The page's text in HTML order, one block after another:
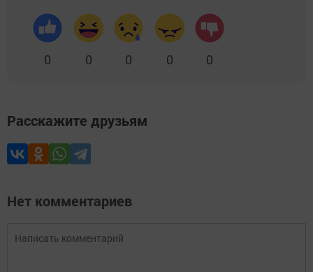
0 0 0 0 0
Расскажите друзьям
Нет комментариев